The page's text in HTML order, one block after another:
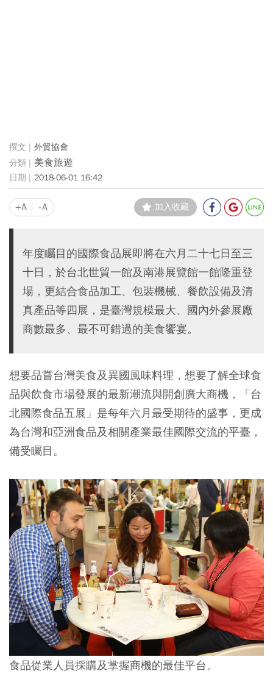
外貿協會
美食旅遊
2018-06-01 16:42
+A -A 加入收藏
年度矚目的國際食品展即將在六月二十七日至三
十日，於台北世貿一館及南港展覽館一館隆重登
場，更結合食品加工、包裝機械、餐飲設備及清
真產品等四展，是臺灣規模最大、國內外參展廠
商數最多、最不可錯過的美食饗宴。
想要品嘗台灣美食及異國風味料理，想要了解全球食
品與飲食市場發展的最新潮流與開創廣大商機，「台
北國際食品五展」是每年六月最受期待的盛事，更成
為台灣和亞洲食品及相關產業最佳國際交流的平臺，
備受矚目。
食品從業人員採購及掌握商機的最佳平台。